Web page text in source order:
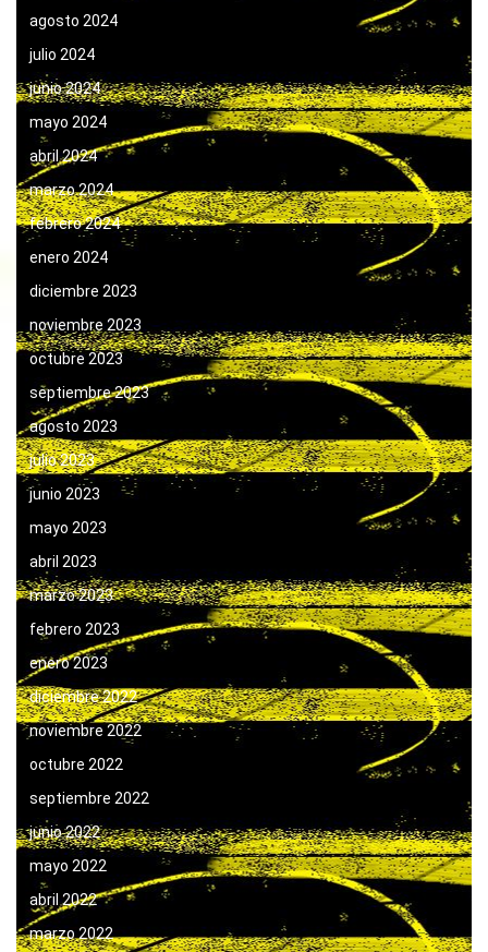
agosto 2024
julio 2024
junio 2024
mayo 2024
abril 2024
marzo 2024
febrero 2024
enero 2024
diciembre 2023
noviembre 2023
octubre 2023
septiembre 2023
agosto 2023
julio 2023
junio 2023
mayo 2023
abril 2023
marzo 2023
febrero 2023
enero 2023
diciembre 2022
noviembre 2022
octubre 2022
septiembre 2022
junio 2022
mayo 2022
abril 2022
marzo 2022